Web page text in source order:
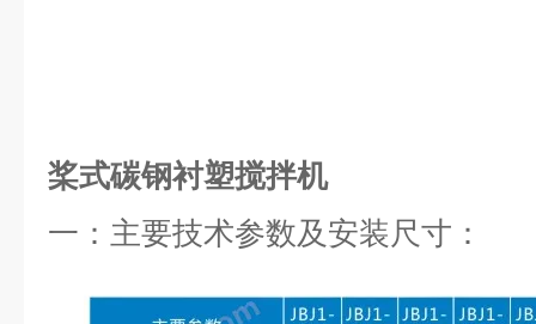
桨式碳钢衬塑搅拌机
一： 主要技术参数及安装尺寸：